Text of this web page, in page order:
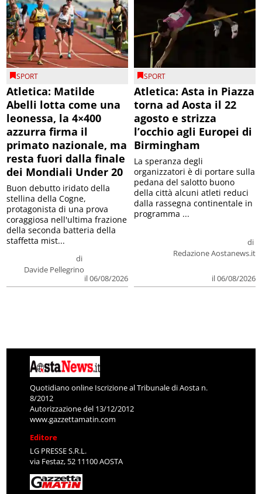
SPORT
Atletica: Matilde
Abelli lotta come una
leonessa, la 4×400
azzurra firma il
primato nazionale, ma
resta fuori dalla finale
dei Mondiali Under 20
di
Davide Pellegrino
il 06/08/2026
Buon debutto iridato della
stellina della Cogne,
protagonista di una prova
coraggiosa nell'ultima frazione
della seconda batteria della
staffetta mist...
SPORT
Atletica: Asta in Piazza
torna ad Aosta il 22
agosto e strizza
l’occhio agli Europei di
Birmingham
di
Redazione Aostanews.it
il 06/08/2026
La speranza degli
organizzatori è di portare sulla
pedana del salotto buono
della città alcuni atleti reduci
dalla rassegna continentale in
programma ...
Quotidiano online Iscrizione al Tribunale di Aosta n.
8/2012
Autorizzazione del 13/12/2012
www.gazzettamatin.com
Editore
LG PRESSE S.R.L.
via Festaz, 52 11100 AOSTA